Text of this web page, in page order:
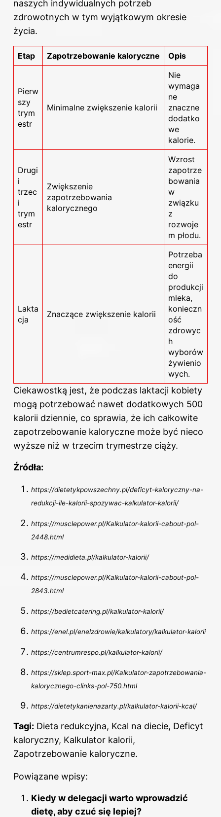
naszych indywidualnych potrzeb
zdrowotnych w tym wyjątkowym okresie
życia.
Etap Zapotrzebowanie kaloryczne Opis
Pierw
szy
trym
estr
Minimalne zwiększenie kalorii
Nie
wymaga
ne
znaczne
dodatko
we
kalorie.
Drugi
i
trzec
i
trym
estr
Zwiększenie
zapotrzebowania
kalorycznego
Wzrost
zapotrze
bowania
w
związku
z
rozwoje
m płodu.
Lakta
cja
Znaczące zwiększenie kalorii
Potrzeba
energii
do
produkcji
mleka,
konieczn
ość
zdrowyc
h
wyborów
żywienio
wych.
Ciekawostką jest, że podczas laktacji kobiety
mogą potrzebować nawet dodatkowych 500
kalorii dziennie, co sprawia, że ich całkowite
zapotrzebowanie kaloryczne może być nieco
wyższe niż w trzecim trymestrze ciąży.
Źródła:
https://dietetykpowszechny.pl/deficyt-kaloryczny-na-
redukcji-ile-kalorii-spozywac-kalkulator-kalorii/
https://musclepower.pl/Kalkulator-kalorii-cabout-pol-
2448.html
https://medidieta.pl/kalkulator-kalorii/
https://musclepower.pl/Kalkulator-kalorii-cabout-pol-
2843.html
https://bedietcatering.pl/kalkulator-kalorii/
https://enel.pl/enelzdrowie/kalkulatory/kalkulator-kalorii
https://centrumrespo.pl/kalkulator-kalorii/
https://sklep.sport-max.pl/Kalkulator-zapotrzebowania-
kalorycznego-clinks-pol-750.html
https://dietetykanienazarty.pl/kalkulator-kalorii-kcal/
Tagi: Dieta redukcyjna, Kcal na diecie, Deficyt
kaloryczny, Kalkulator kalorii,
Zapotrzebowanie kaloryczne.
Powiązane wpisy:
Kiedy w delegacji warto wprowadzić
dietę, aby czuć się lepiej?